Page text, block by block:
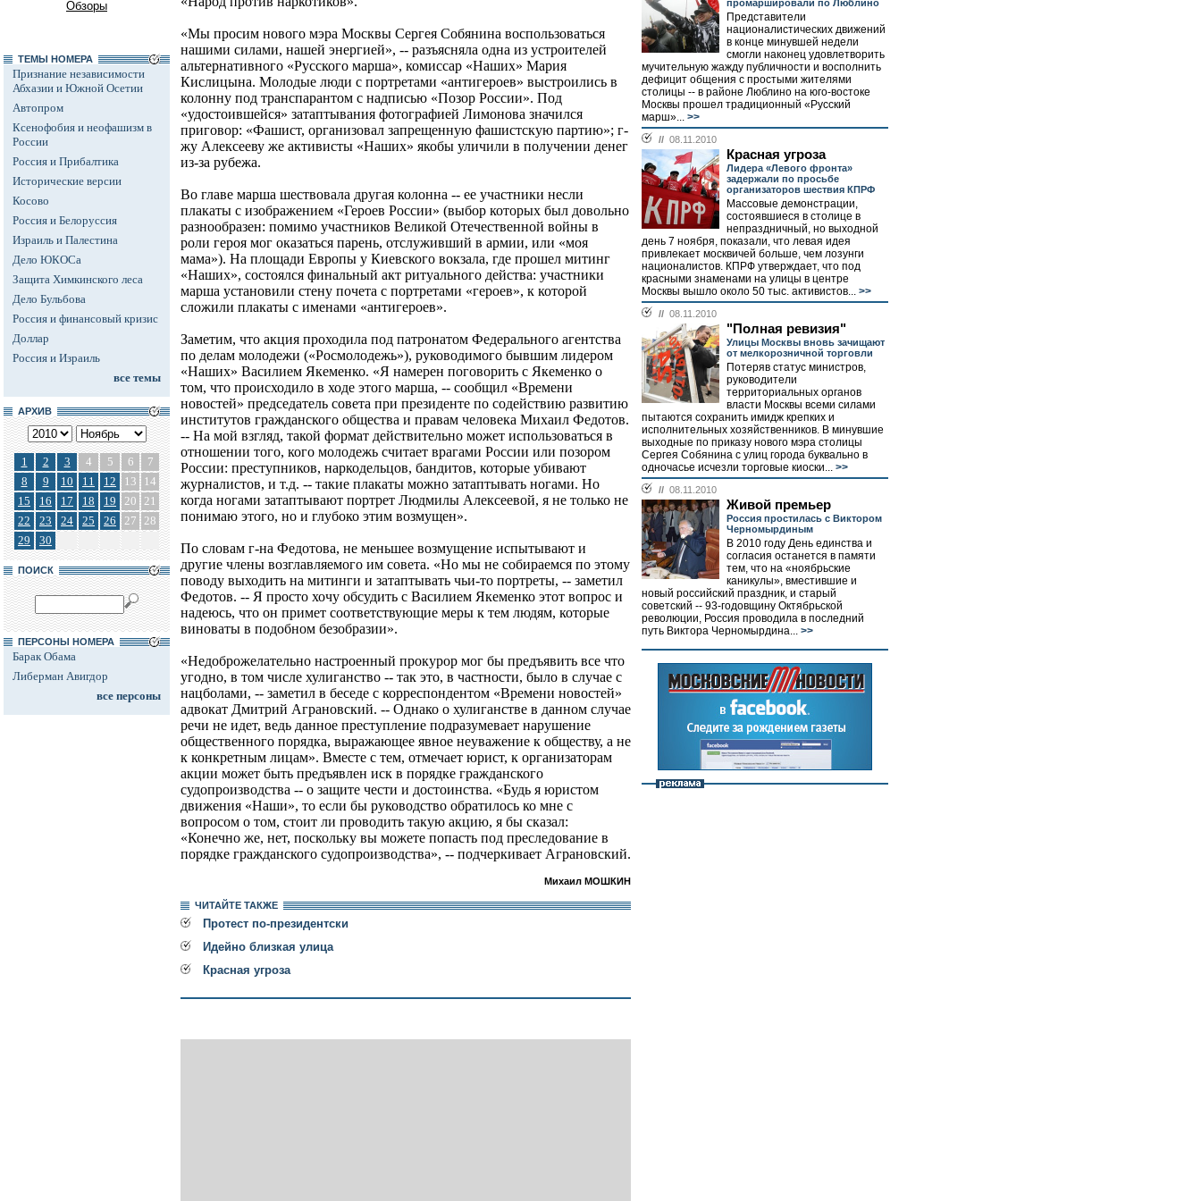
Обзоры
ТЕМЫ НОМЕРА
Признание независимости
Абхазии и Южной Осетии
Автопром
Ксенофобия и неофашизм в
России
Россия и Прибалтика
Исторические версии
Косово
Россия и Белоруссия
Израиль и Палестина
Дело ЮКОСа
Защита Химкинского леса
Дело Бульбова
Россия и финансовый кризис
Доллар
Россия и Израиль
все темы
АРХИВ
1 2 3 4 5 6
7
8
9 10 11 12 13
14
15
16 17 18 19 20 21
22
23 24 25 26 27 28
29
30
ПОИСК
ПЕРСОНЫ НОМЕРА
Барак Обама
Либерман Авигдор
все персоны
«Мы просим нового мэра Москвы Сергея Собянина воспользоваться
нашими силами, нашей энергией», -- разъясняла одна из устроителей
альтернативного «Русского марша», комиссар «Наших» Мария
Кислицына. Молодые люди с портретами «антигероев» выстроились в
колонну под транспарантом с надписью «Позор России». Под
«удостоившейся» затаптывания фотографией Лимонова значился
приговор: «Фашист, организовал запрещенную фашистскую партию»; г-
жу Алексееву же активисты «Наших» якобы уличили в получении денег
из-за рубежа.
Во главе марша шествовала другая колонна -- ее участники несли
плакаты с изображением «Героев России» (выбор которых был довольно
разнообразен: помимо участников Великой Отечественной войны в
роли героя мог оказаться парень, отслуживший в армии, или «моя
мама»). На площади Европы у Киевского вокзала, где прошел митинг
«Наших», состоялся финальный акт ритуального действа: участники
марша установили стену почета с портретами «героев», к которой
сложили плакаты с именами «антигероев».
Заметим, что акция проходила под патронатом Федерального агентства
по делам молодежи («Росмолодежь»), руководимого бывшим лидером
«Наших» Василием Якеменко. «Я намерен поговорить с Якеменко о
том, что происходило в ходе этого марша, -- сообщил «Времени
новостей» председатель совета при президенте по содействию развитию
институтов гражданского общества и правам человека Михаил Федотов.
-- На мой взгляд, такой формат действительно может использоваться в
отношении того, кого молодежь считает врагами России или позором
России: преступников, наркодельцов, бандитов, которые убивают
журналистов, и т.д. -- такие плакаты можно затаптывать ногами. Но
когда ногами затаптывают портрет Людмилы Алексеевой, я не только не
понимаю этого, но и глубоко этим возмущен».
По словам г-на Федотова, не меньшее возмущение испытывают и
другие члены возглавляемого им совета. «Но мы не собираемся по этому
поводу выходить на митинги и затаптывать чьи-то портреты, -- заметил
Федотов. -- Я просто хочу обсудить с Василием Якеменко этот вопрос и
надеюсь, что он примет соответствующие меры к тем людям, которые
виноваты в подобном безобразии».
«Недоброжелательно настроенный прокурор мог бы предъявить все что
угодно, в том числе хулиганство -- так это, в частности, было в случае с
нацболами, -- заметил в беседе с корреспондентом «Времени новостей»
адвокат Дмитрий Аграновский. -- Однако о хулиганстве в данном случае
речи не идет, ведь данное преступление подразумевает нарушение
общественного порядка, выражающее явное неуважение к обществу, а не
к конкретным лицам». Вместе с тем, отмечает юрист, к организаторам
акции может быть предъявлен иск в порядке гражданского
судопроизводства -- о защите чести и достоинства. «Будь я юристом
движения «Наши», то если бы руководство обратилось ко мне с
вопросом о том, стоит ли проводить такую акцию, я бы сказал:
«Конечно же, нет, поскольку вы можете попасть под преследование в
порядке гражданского судопроизводства», -- подчеркивает Аграновский.
Михаил МОШКИН
ЧИТАЙТЕ ТАКЖЕ
Протест по-президентски
Идейно близкая улица
Красная угроза
промаршировали по Люблино
Представители
националистических движений
в конце минувшей недели
смогли наконец удовлетворить
мучительную жажду публичности и восполнить
дефицит общения с простыми жителями
столицы -- в районе Люблино на юго-востоке
Москвы прошел традиционный «Русский
марш»... >>
// 08.11.2010
Красная угроза
Лидера «Левого фронта»
задержали по просьбе
организаторов шествия КПРФ
Массовые демонстрации,
состоявшиеся в столице в
непраздничный, но выходной
день 7 ноября, показали, что левая идея
привлекает москвичей больше, чем лозунги
националистов. КПРФ утверждает, что под
красными знаменами на улицы в центре
Москвы вышло около 50 тыс. активистов... >>
// 08.11.2010
"Полная ревизия"
Улицы Москвы вновь зачищают
от мелкорозничной торговли
Потеряв статус министров,
руководители
территориальных органов
власти Москвы всеми силами
пытаются сохранить имидж крепких и
исполнительных хозяйственников. В минувшие
выходные по приказу нового мэра столицы
Сергея Собянина с улиц города буквально в
одночасье исчезли торговые киоски... >>
// 08.11.2010
Живой премьер
Россия простилась с Виктором
Черномырдиным
В 2010 году День единства и
согласия останется в памяти
тем, что на «ноябрьские
каникулы», вместившие и
новый российский праздник, и старый
советский -- 93-годовщину Октябрьской
революции, Россия проводила в последний
путь Виктора Черномырдина... >>